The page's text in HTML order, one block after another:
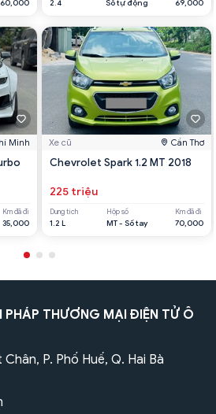
60,000
Minh
Km đã đi
35,000
2.4 Số tự động 69,000
Xe cũ Cần Thơ
Chevrolet Spark 1.2 MT 2018
225 triệu
Dung tích
1.2 L
Hộp số
MT - Số tay
Km đã đi
70,000
PHÁP THƯƠNG MẠI ĐIỆN TỬ Ô
P. Phố Huế, Q. Hai Bà